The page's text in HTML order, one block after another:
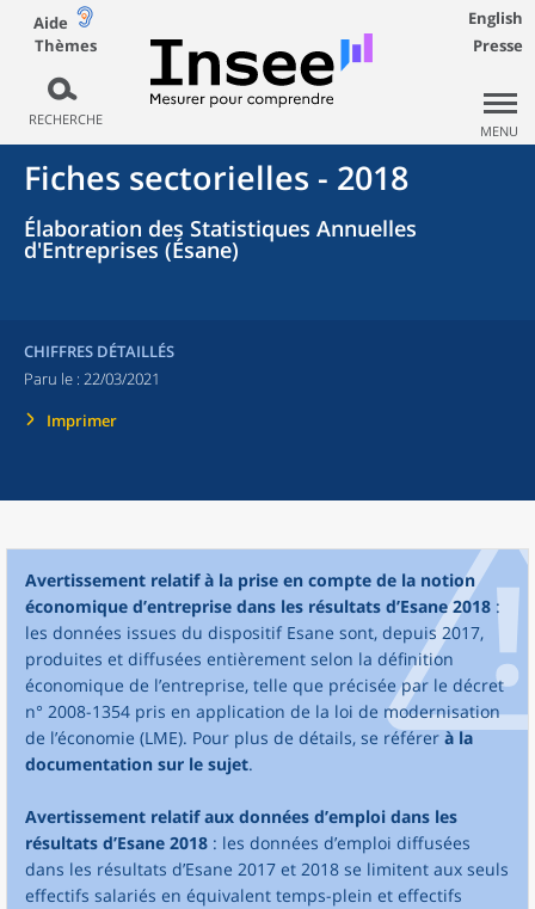
Aide
Thèmes
RECHERCHE
English
Presse
MENU
Fiches sectorielles - 2018
Élaboration des Statistiques Annuelles
d'Entreprises (Ésane)
CHIFFRES DÉTAILLÉS
Paru le : 22/03/2021
Imprimer
Avertissement relatif à la prise en compte de la notion
économique d’entreprise dans les résultats d’Esane 2018 :
les données issues du dispositif Esane sont, depuis 2017,
produites et diffusées entièrement selon la définition
économique de l’entreprise, telle que précisée par le décret
n° 2008-1354 pris en application de la loi de modernisation
de l’économie (LME). Pour plus de détails, se référerà la
documentation sur le sujet.
Avertissement relatif aux données d’emploi dans les
résultats d’Esane 2018 : les données d’emploi diffusées
dans les résultats d’Esane 2017 et 2018 se limitent aux seuls
effectifs salariés en équivalent temps-plein et effectifs